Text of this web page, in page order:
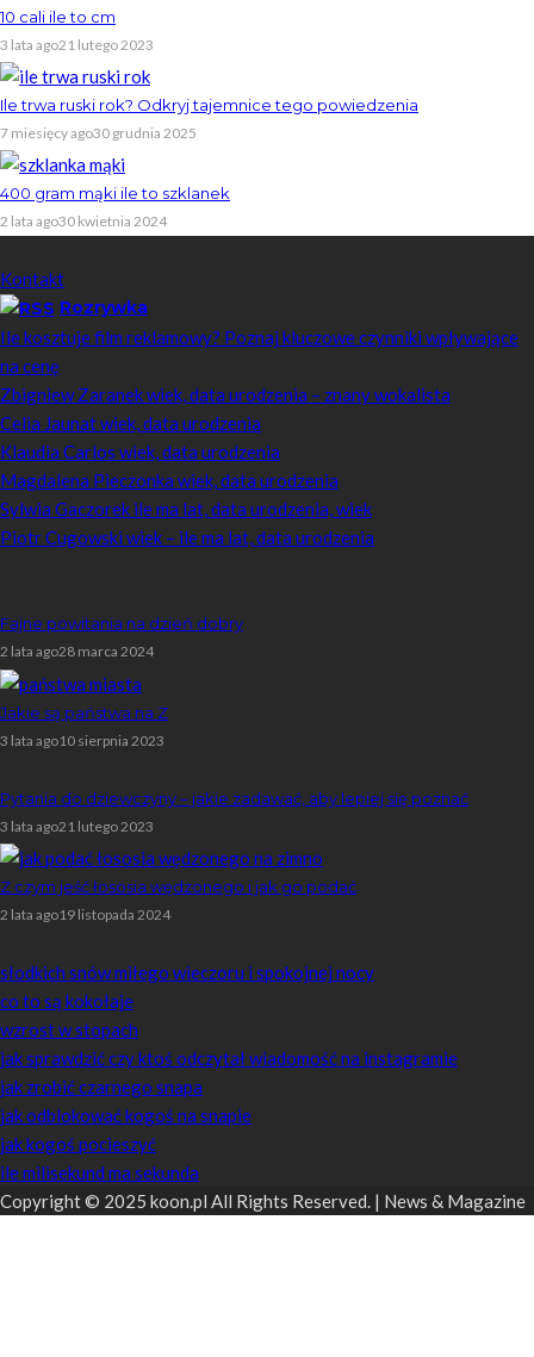
10 cali ile to cm
3 lata ago21 lutego 2023
Ile trwa ruski rok? Odkryj tajemnice tego powiedzenia
7 miesięcy ago30 grudnia 2025
400 gram mąki ile to szklanek
2 lata ago30 kwietnia 2024
Kontakt
Rozrywka
Ile kosztuje film reklamowy? Poznaj kluczowe czynniki wpływające
na cenę
Zbigniew Zaranek wiek, data urodzenia – znany wokalista
Celia Jaunat wiek, data urodzenia
Klaudia Carlos wiek, data urodzenia
Magdalena Pieczonka wiek, data urodzenia
Sylwia Gaczorek ile ma lat, data urodzenia, wiek
Piotr Cugowski wiek – ile ma lat, data urodzenia
Fajne powitania na dzień dobry
2 lata ago28 marca 2024
Jakie są państwa na Z
3 lata ago10 sierpnia 2023
Pytania do dziewczyny – jakie zadawać, aby lepiej się poznać
3 lata ago21 lutego 2023
Z czym jeść łososia wędzonego i jak go podać
2 lata ago19 listopada 2024
słodkich snów miłego wieczoru i spokojnej nocy
co to są kokołaje
wzrost w stopach
jak sprawdzić czy ktoś odczytał wiadomość na instagramie
jak zrobić czarnego snapa
jak odblokować kogoś na snapie
jak kogoś pocieszyć
ile milisekund ma sekunda
Copyright © 2025 koon.pl All Rights Reserved. | News & Magazine